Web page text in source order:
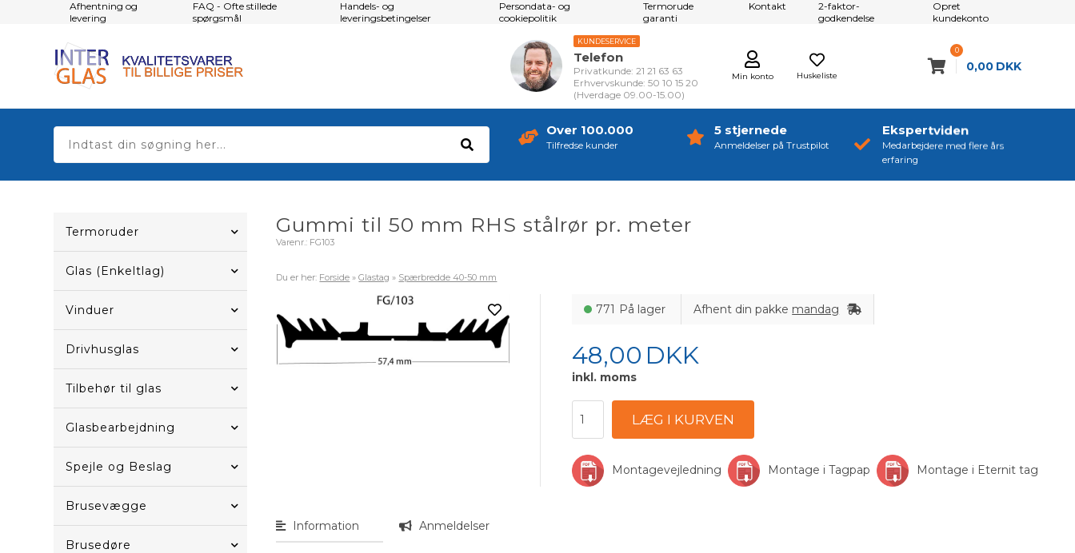
Afhentning og
levering
FAQ - Ofte stillede
spørgsmål
Handels- og
leveringsbetingelser
Persondata- og
cookiepolitik
Termorude
garanti
Kontakt
2-faktor-
godkendelse
Opret
kundekonto
Huskeliste
Min konto
KUNDESERVICE
Telefon
Privatkunde: 21 21 63 63
Erhvervskunde: 50 10 15 20
(Hverdage 09.00-15.00)
0
0,00 DKK
Over 100.000
Tilfredse kunder
5 stjernede
Anmeldelser på Trustpilot
Ekspertviden
Medarbejdere med flere års
erfaring
Termoruder
Glas (Enkeltlag)
Vinduer
Drivhusglas
Tilbehør til glas
Glasbearbejdning
Spejle og Beslag
Brusevægge
Brusedøre
Gummi til 50 mm RHS stålrør pr. meter
Varenr.: FG103
Du er her: Forside »Glastag » Spærbredde 40-50 mm
771 På lager Afhent din pakke mandag
48,00 DKK
inkl. moms
Montagevejledning Montage i Tagpap Montage i Eternit tag
Information Anmeldelser